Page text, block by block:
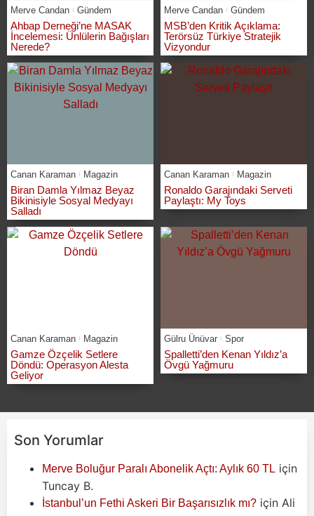
Merve Candan Gündem
Ahbap Derneği’ne MASAK
İncelemesi: Ünlülerin Bağışları
Nerede?
Merve Candan Gündem
MSB’den Kritik Açıklama:
Terörsüz Türkiye Stratejik
Vizyondur
Canan Karaman Magazin
Biran Damla Yılmaz Beyaz
Bikinisiyle Sosyal Medyayı
Salladı
Canan Karaman Magazin
Ronaldo Garajındaki Serveti
Paylaştı: My Toys
Canan Karaman Magazin
Gamze Özçelik Setlere
Döndü: Operasyon Alesta
Geliyor
Gülru Ünüvar Spor
Spalletti’den Kenan Yıldız’a
Övgü Yağmuru
Son Yorumlar
Merve Boluğur Paralı Abonelik Açtı: Aylık 60 TL için
Tuncay B.
İstanbul’un Fethi Askeri Bir Başarısızlık mı? için Ali